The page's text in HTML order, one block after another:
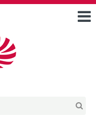
DOSSIERS DE DEMANDE